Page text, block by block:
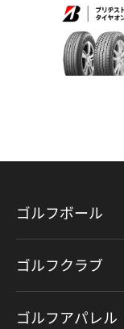
ゴルフボール
ゴルフクラブ
ゴルフアパレル